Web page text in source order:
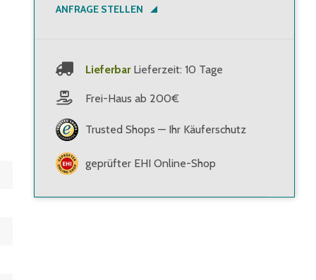
ANFRAGE STELLEN
Lieferbar Lieferzeit: 10 Tage
Frei-Haus ab 200€
Trusted Shops — Ihr Käuferschutz
geprüfter EHI Online-Shop